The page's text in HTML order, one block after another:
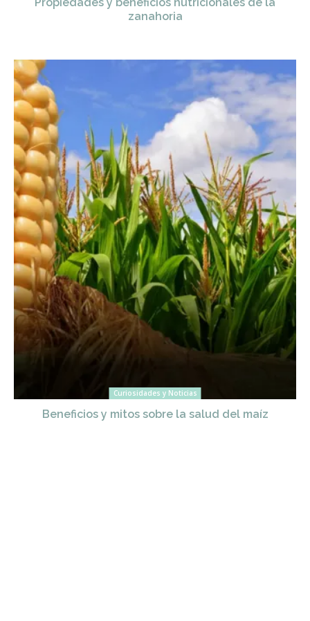
Propiedades y beneficios nutricionales de la
zanahoria
Curiosidades y Noticias
Beneficios y mitos sobre la salud del maíz